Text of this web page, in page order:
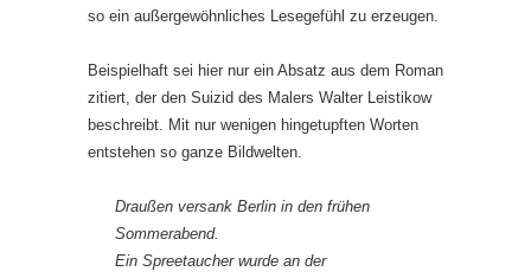
so ein außergewöhnliches Lesegefühl zu erzeugen.
Beispielhaft sei hier nur ein Absatz aus dem Roman
zitiert, der den Suizid des Malers Walter Leistikow
beschreibt. Mit nur wenigen hingetupften Worten
entstehen so ganze Bildwelten.
Draußen versank Berlin in den frühen
Sommerabend.
Ein Spreetaucher wurde an der